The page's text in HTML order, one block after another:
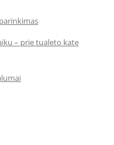
– prie tualeto katę